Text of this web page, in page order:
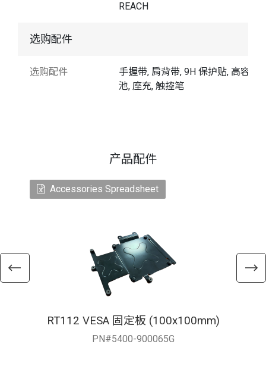
REACH
选购配件
选购配件
手握带, 肩背带, 9H 保护贴, 高容量
池, 座充, 触控笔
产品配件
Accessories Spreadsheet
RT112 VESA 固定板 (100x100mm)
PN#5400-900065G